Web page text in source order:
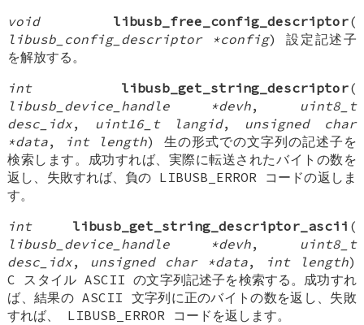
void
libusb_free_config_descriptor(
libusb_config_descriptor *config) 設定記述子
を解放する。
int
libusb_get_string_descriptor(
libusb_device_handle *devh, uint8_t
desc_idx, uint16_t langid, unsigned char
*data, int length) 生の形式での文字列の記述子を
検索します。成功すれば、実際に転送されたバイトの数を
返し、失敗すれば、負の LIBUSB_ERROR コードの返しま
す。
int
libusb_get_string_descriptor_ascii (
libusb_device_handle *devh, uint8_t
desc_idx, unsigned char *data, int length)
C スタイル ASCII の文字列記述子を検索する。成功すれ
ば、結果の ASCII 文字列に正のバイトの数を返し、失敗
すれば、 LIBUSB_ERROR コードを返します。